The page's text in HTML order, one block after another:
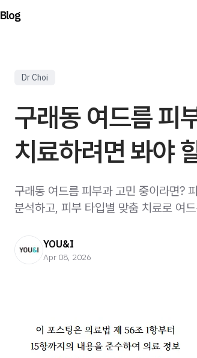
Blog
Dr Choi
구래동 여드름 피
치료하려면 봐야
구래동 여드름 피부과 고민 중이라면?
분석하고, 피부 타입별 맞춤 치료로 여
YOU&I
Apr 08, 2026